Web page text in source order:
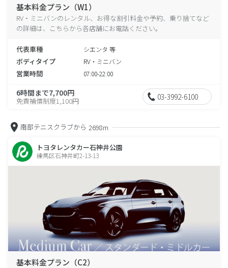
基本料金プラン（W1）
RV・ミニバンのレンタル、お得な割引料金や予約、乗り捨てなど
の詳細は、こちらから各店舗にお電話ください。
代表車種 シエンタ 等
ボディタイプ RV・ミニバン
営業時間 07:00-22:00
6時間まで7,700円
免責補償制度1,100円 03-3992-6100
南部テニスクラブから 2698m
トヨタレンタカー石神井公園
練馬区石神井町2-13-13
基本料金プラン（C2）